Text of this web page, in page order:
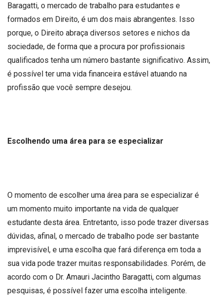
Baragatti, o mercado de trabalho para estudantes e
formados em Direito, é um dos mais abrangentes. Isso
porque, o Direito abraça diversos setores e nichos da
sociedade, de forma que a procura por profissionais
qualificados tenha um número bastante significativo. Assim,
é possível ter uma vida financeira estável atuando na
profissão que você sempre desejou.
Escolhendo uma área para se especializar
O momento de escolher uma área para se especializar é
um momento muito importante na vida de qualquer
estudante desta área. Entretanto, isso pode trazer diversas
dúvidas, afinal, o mercado de trabalho pode ser bastante
imprevisível, e uma escolha que fará diferença em toda a
sua vida pode trazer muitas responsabilidades. Porém, de
acordo com o Dr. Amauri Jacintho Baragatti, com algumas
pesquisas, é possível fazer uma escolha inteligente.